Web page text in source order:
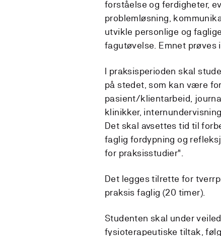
forståelse og ferdigheter,
problemløsning,
utvikle personlige og
fagutøvelse. Emnet prøves
I praksisperioden skal
på stedet, som kan være
pasient/klientarbeid,
klinikker,
Det skal avsettes tid til
faglig fordypning og
for praksisstudier".
Det legges tilrette for
praksis faglig (20 timer).
Studenten skal under
fysioterapeutiske tiltak,